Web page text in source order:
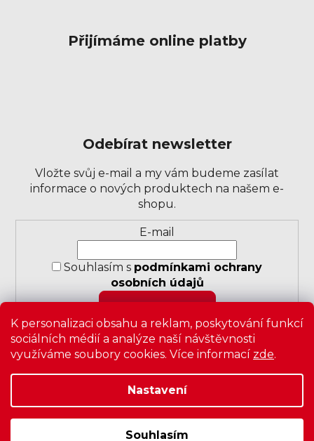
K personalizaci obsahu a reklam, poskytování funkcí
sociálních médií a analýze naší návštěvnosti
využíváme soubory cookies. Více informací zde.
Nastavení
Souhlasím
Přijímáme online platby
Odebírat newsletter
Vložte svůj e-mail a my vám budeme zasílat
informace o nových produktech na našem e-
shopu.
odběru
E-mail
Souhlasím s podmínkami ochrany
osobních údajů
osobních údajů